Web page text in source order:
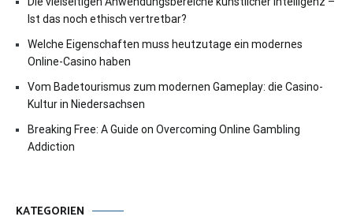
Ist das noch ethisch vertretbar?
Welche Eigenschaften muss heutzutage ein modernes
Online-Casino haben
Vom Badetourismus zum modernen Gameplay: die Casino-
Kultur in Niedersachsen
Breaking Free: A Guide on Overcoming Online Gambling
Addiction
KATEGORIEN